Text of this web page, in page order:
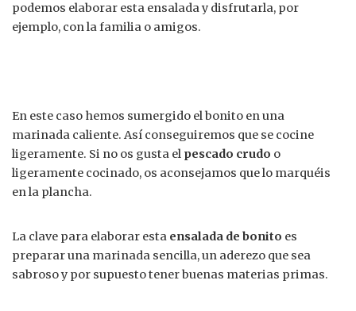
podemos elaborar esta ensalada y disfrutarla, por
ejemplo, con la familia o amigos.
En este caso hemos sumergido el bonito en una
marinada caliente. Así conseguiremos que se cocine
ligeramente. Si no os gusta el pescado crudo o
ligeramente cocinado, os aconsejamos que lo marquéis
en la plancha.
La clave para elaborar esta ensalada de bonito es
preparar una marinada sencilla, un aderezo que sea
sabroso y por supuesto tener buenas materias primas.